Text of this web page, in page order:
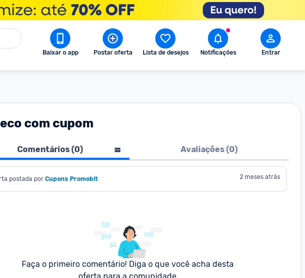
Baixar o app Postar oferta Lista de desejos Notificações Entrar
com cupom
Comentários (0) Avaliações (0)
postada por Cupons Promobit 2 meses atrás
Faça o primeiro comentário! Diga o que você acha desta